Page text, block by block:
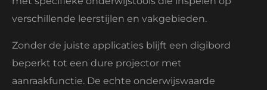
verschillende leerstijlen en vakgebieden.
Zonder de juiste applicaties blijft een digibord
beperkt tot een dure projector met
aanraakfunctie. De echte onderwijswaarde